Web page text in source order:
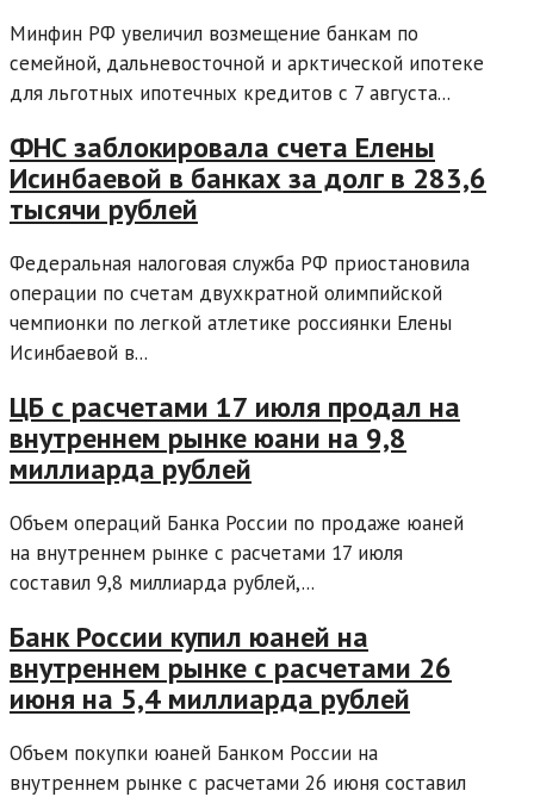
Минфин РФ увеличил возмещение банкам по
семейной, дальневосточной и арктической ипотеке
для льготных ипотечных кредитов с 7 августа...
ФНС заблокировала счета Елены
Исинбаевой в банках за долг в 283,6
тысячи рублей
Федеральная налоговая служба РФ приостановила
операции по счетам двухкратной олимпийской
чемпионки по легкой атлетике россиянки Елены
Исинбаевой в...
ЦБ с расчетами 17 июля продал на
внутреннем рынке юани на 9,8
миллиарда рублей
Объем операций Банка России по продаже юаней
на внутреннем рынке с расчетами 17 июля
составил 9,8 миллиарда рублей,...
Банк России купил юаней на
внутреннем рынке с расчетами 26
июня на 5,4 миллиарда рублей
Объем покупки юаней Банком России на
внутреннем рынке с расчетами 26 июня составил